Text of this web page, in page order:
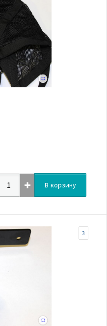
В корзину
3